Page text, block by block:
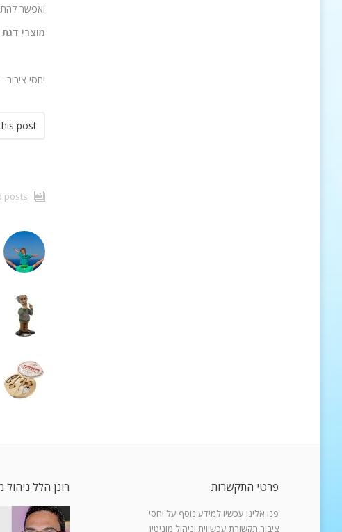
ואפשר
מוצרי
יחסי ציבור
post
posts
פרטי התקשרות
פנו אלינו עכשיו למידע נוסף על יחסי
ציבור,תקשורת עכשווית וניהול מוניטין
רונן הלל ניהול